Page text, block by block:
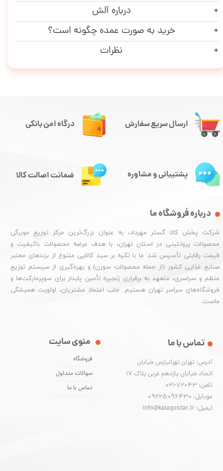
درباره آلش
خرید به صورت عمده چگونه است؟
نظرات
ارسال سریع سفارش
درباره فروشگاه ما
شرکت پخش کالا گستر مهرداد، به عنوان بزرگ‌ترین مرکز توزیع مویرگی
محصولات پروتئینی در استان تهران، با هدف عرضه محصولات باکیفیت و
قیمت رقابتی تأسیس شد. ما با تکیه بر سبد کالایی متنوع از برندهای معتبر
صنایع غذایی کشور (از جمله محصولات سورن) و بهره‌گیری از سیستم توزیع
منظم و سراسری، متعهد به برقراری زنجیره تأمین پایدار برای سوپرمارکت‌ها و
فروشگاه‌های سراسر تهران هستیم. جلب اعتماد مشتریان، اولویت همیشگی
ماست.
منوی سایت
فروشگاه
سوالات متداول
تماس با ما
تماس با ما
آدرس: تهران تهرانپارس خیابان
اتحاد خیابان یازدهم غربی پلاک ۱۷
تلفن: 72043-021
موبایل: 09225096430
ایمیل: info@kalagostar.ir
درگاه امن بانکی
پشتیبانی و مشاوره ضمانت اصالت کالا